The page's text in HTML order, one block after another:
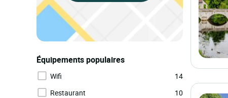
Équipements populaires
Wifi
14
Restaurant
10